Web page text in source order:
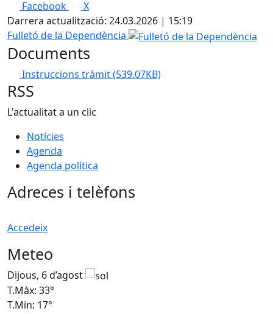
Facebook
X
Darrera actualització: 24.03.2026 | 15:19
Fulletó de la Dependència
Documents
Instruccions tràmit(539.07KB)
RSS
L'actualitat a un clic
Notícies
Agenda
Agenda política
Adreces i telèfons
Accedeix
Meteo
Dijous, 6 d’agost
T.Màx: 33°
T.Min: 17°